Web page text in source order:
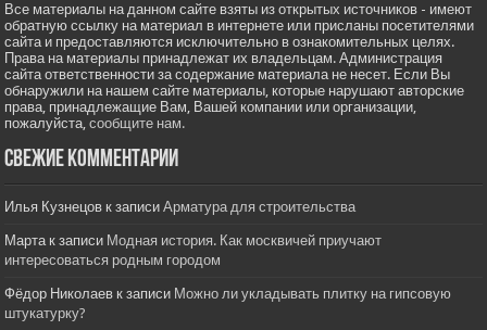
Все материалы на данном сайте взяты из открытых источников - имеют
обратную ссылку на материал в интернете или присланы посетителями
сайта и предоставляются исключительно в ознакомительных целях.
Права на материалы принадлежат их владельцам. Администрация
сайта ответственности за содержание материала не несет. Если Вы
обнаружили на нашем сайте материалы, которые нарушают авторские
права, принадлежащие Вам, Вашей компании или организации,
пожалуйста,сообщите нам.
Свежие комментарии
Илья Кузнецов к записиАрматура для строительства
Мартак записи Модная история. Как москвичей приучают
интересоваться родным городом
Фёдор Николаев к записи Можно ли укладывать плитку на гипсовую
штукатурку?